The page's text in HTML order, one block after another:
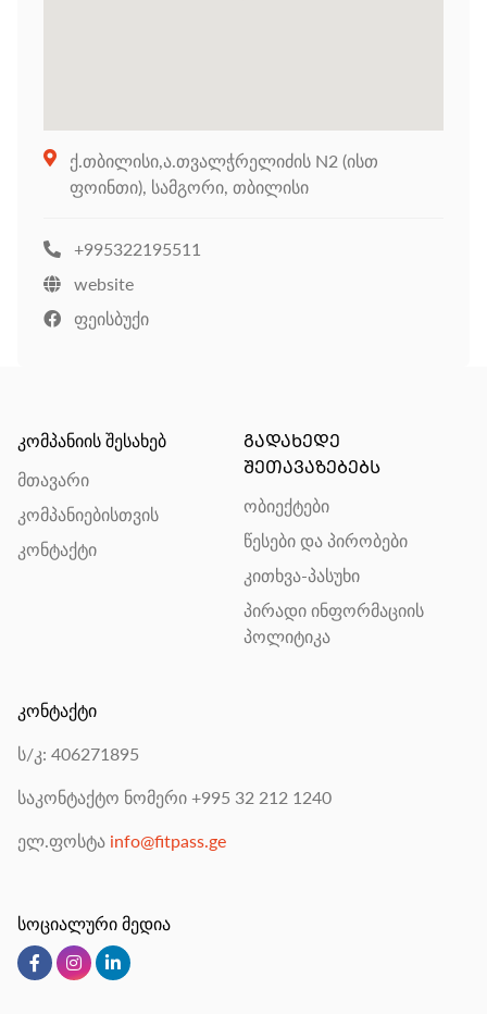
ქ.თბილისი,ა.თვალჭრელიძის N2 (ისთ
ფოინთი), სამგორი, თბილისი
+995322195511
website
ფეისბუქი
კომპანიის შესახებ
მთავარი
კომპანიებისთვის
კონტაქტი
ᲒᲐᲓᲐᲮᲔᲓᲔ
ᲨᲔᲗᲐᲕᲐᲖᲔᲑᲔᲑᲡ
ობიექტები
წესები და პირობები
კითხვა-პასუხი
პირადი ინფორმაციის
პოლიტიკა
კონტაქტი
ს/კ: 406271895
საკონტაქტო ნომერი +995 32 212 1240
ელ.ფოსტა info@fitpass.ge
სოციალური მედია